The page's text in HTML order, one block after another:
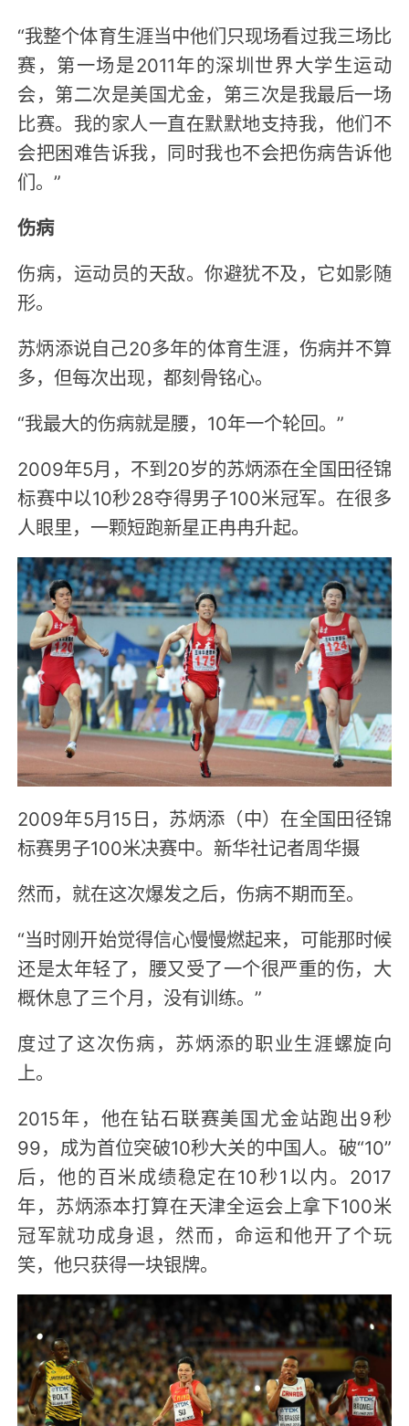
“我整个体育生涯当中他们只现场看过我三场比
赛，第一场是2011年的深圳世界大学生运动
会，第二次是美国尤金，第三次是我最后一场
比赛。我的家人一直在默默地支持我，他们不
会把困难告诉我，同时我也不会把伤病告诉他
们。”
伤病
伤病，运动员的天敌。你避犹不及，它如影随
形。
苏炳添说自己20多年的体育生涯，伤病并不算
多，但每次出现，都刻骨铭心。
“我最大的伤病就是腰，10年一个轮回。”
2009年5月，不到20岁的苏炳添在全国田径锦
标赛中以10秒28夺得男子100米冠军。在很多
人眼里，一颗短跑新星正冉冉升起。
2009年5月15日，苏炳添（中）在全国田径锦
标赛男子100米决赛中。新华社记者周华摄
然而，就在这次爆发之后，伤病不期而至。
“当时刚开始觉得信心慢慢燃起来，可能那时候
还是太年轻了，腰又受了一个很严重的伤，大
概休息了三个月，没有训练。”
度过了这次伤病，苏炳添的职业生涯螺旋向
上。
2015年，他在钻石联赛美国尤金站跑出9秒
99，成为首位突破10秒大关的中国人。破“10”
后，他的百米成绩稳定在10秒1以内。2017
年，苏炳添本打算在天津全运会上拿下100米
冠军就功成身退，然而，命运和他开了个玩
笑，他只获得一块银牌。